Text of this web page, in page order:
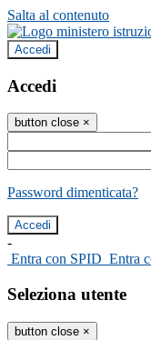
Salta al contenuto
Accedi
Accedi
button close ×
Password dimenticata?
-
Entra con SPID Entra
Seleziona utente
button close ×